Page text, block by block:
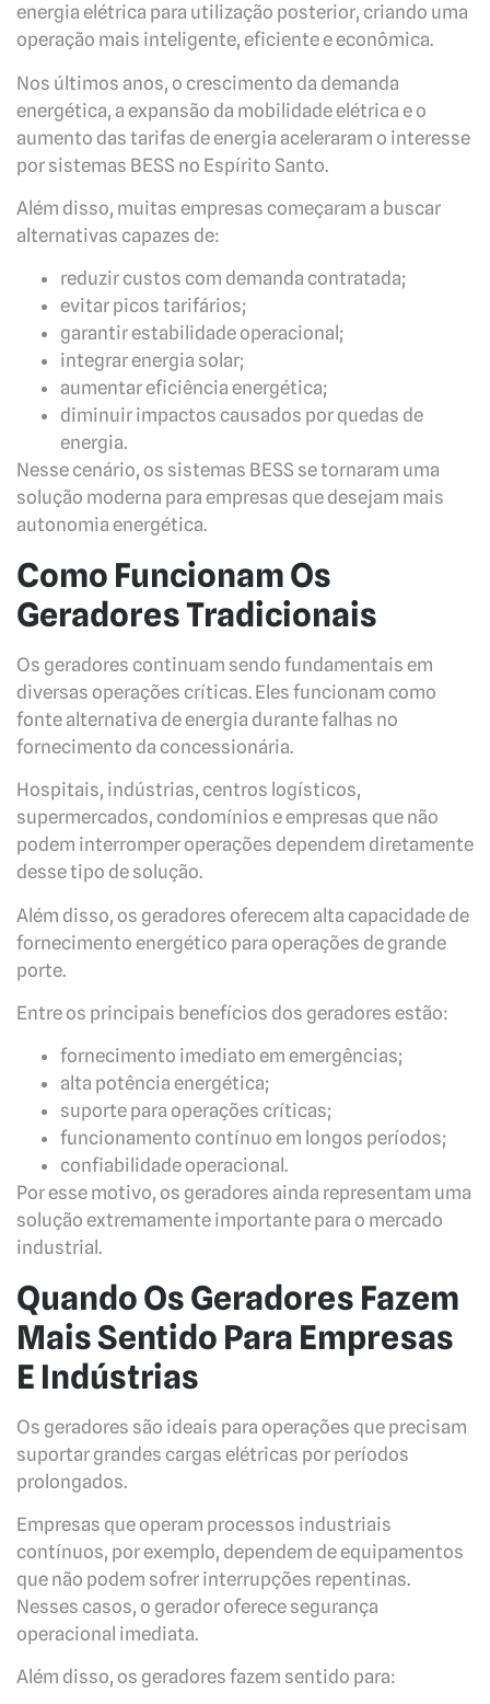
energia elétrica para utilização posterior, criando uma
operação mais inteligente, eficiente e econômica.
Nos últimos anos, o crescimento da demanda
energética, a expansão da mobilidade elétrica e o
aumento das tarifas de energia aceleraram o interesse
por sistemas BESS no Espírito Santo.
Além disso, muitas empresas começaram a buscar
alternativas capazes de:
reduzir custos com demanda contratada;
evitar picos tarifários;
garantir estabilidade operacional;
integrar energia solar;
aumentar eficiência energética;
diminuir impactos causados por quedas de
energia.
Nesse cenário, os sistemas BESS se tornaram uma
solução moderna para empresas que desejam mais
autonomia energética.
Como Funcionam Os
Geradores Tradicionais
Os geradores continuam sendo fundamentais em
diversas operações críticas. Eles funcionam como
fonte alternativa de energia durante falhas no
fornecimento da concessionária.
Hospitais, indústrias, centros logísticos,
supermercados, condomínios e empresas que não
podem interromper operações dependem diretamente
desse tipo de solução.
Além disso, os geradores oferecem alta capacidade de
fornecimento energético para operações de grande
porte.
Entre os principais benefícios dos geradores estão:
fornecimento imediato em emergências;
alta potência energética;
suporte para operações críticas;
funcionamento contínuo em longos períodos;
confiabilidade operacional.
Por esse motivo, os geradores ainda representam uma
solução extremamente importante para o mercado
industrial.
Quando Os Geradores Fazem
Mais Sentido Para Empresas
E Indústrias
Os geradores são ideais para operações que precisam
suportar grandes cargas elétricas por períodos
prolongados.
Empresas que operam processos industriais
contínuos, por exemplo, dependem de equipamentos
que não podem sofrer interrupções repentinas.
Nesses casos, o gerador oferece segurança
operacional imediata.
Além disso, os geradores fazem sentido para: